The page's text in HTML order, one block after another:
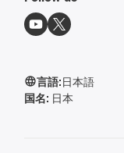
言語:日本語
国名: 日本